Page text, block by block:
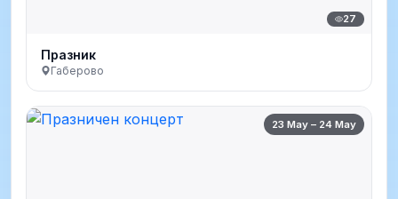
27
Празник
Габерово
23 May – 24 May